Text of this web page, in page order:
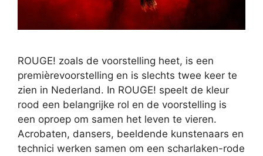
ROUGE! zoals de voorstelling heet, is een
premièrevoorstelling en is slechts twee keer te
zien in Nederland. In ROUGE! speelt de kleur
rood een belangrijke rol en de voorstelling is
een oproep om samen het leven te vieren.
Acrobaten, dansers, beeldende kunstenaars en
technici werken samen om een scharlaken-rode